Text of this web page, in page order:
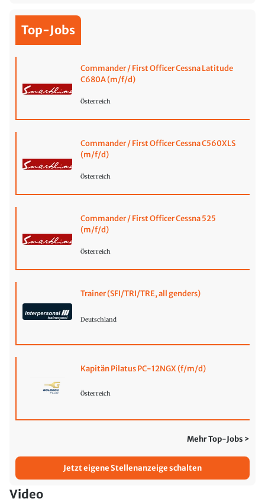
Top-Jobs
Commander / First Officer Cessna Latitude
C680A (m/f/d)
Österreich
Commander / First Officer Cessna C560XLS
(m/f/d)
Österreich
Commander / First Officer Cessna 525
(m/f/d)
Österreich
Trainer (SFI/TRI/TRE, all genders)
Deutschland
Kapitän Pilatus PC-12NGX (f/m/d)
Österreich
Mehr Top-Jobs >
Jetzt eigene Stellenanzeige schalten
Video